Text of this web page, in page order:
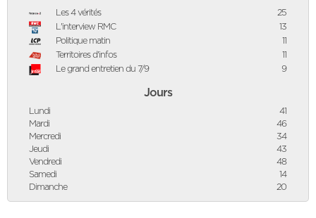
Les 4 vérités
25
L'interview RMC
13
Politique matin
11
Territoires d'infos
11
Le grand entretien du 7/9
9
Jours
Lundi
41
Mardi
46
Mercredi
34
Jeudi
43
Vendredi
48
Samedi
14
Dimanche
20